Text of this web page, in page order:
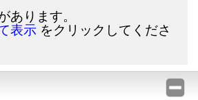
あります。
表示 をクリックしてくださ